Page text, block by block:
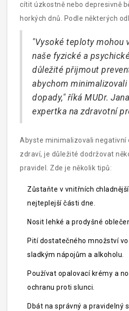
cítit úzkostně nebo depresivně
horkých dnů. Podle některých
jednou z příčin změna v denním
fyzická aktivita. Jeden z
se s těmito pocity vyrovnat, je
kontakty s blízkými.
"Vysoké teploty mohou
naše fyzické a
důležité přijmout
abychom
dopady," říká MUDr.
expertka na zdravotní
Abyste minimalizovali negativní
zdraví, je důležité dodržovat
pravidel. Zde je několik tipů:
Zůstaňte v vnitřních
nejteplejší části dne.
Nosit lehké a prodyšné
Pití dostatečného množství
sladkým nápojům a alkoholu.
Používat opalovací krémy a
ochranu proti slunci.
Dbát na správný a pravidelný